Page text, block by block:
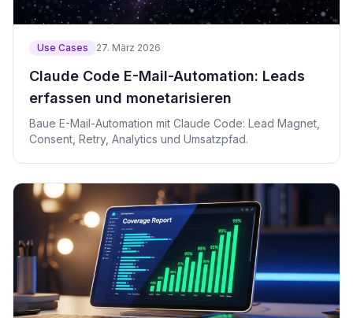
Use Cases 27. März 2026
Claude Code E-Mail-Automation: Leads
erfassen und monetarisieren
Baue E-Mail-Automation mit Claude Code: Lead Magnet,
Consent, Retry, Analytics und Umsatzpfad.